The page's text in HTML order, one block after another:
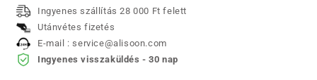
Ingyenes szállítás 28 000 Ft felett
Utánvétes fizetés
E-mail : service@alisoon.com
Ingyenes visszaküldés - 30 nap